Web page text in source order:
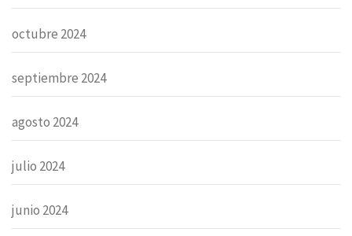
octubre 2024
septiembre 2024
agosto 2024
julio 2024
junio 2024